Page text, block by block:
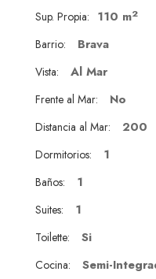
Sup. Propia: 110 m2
Barrio: Brava
Vista: Al Mar
Frente al Mar: No
Distancia al Mar: 200
Dormitorios: 1
Baños: 1
Suites: 1
Toilette: Si
Cocina: Semi-